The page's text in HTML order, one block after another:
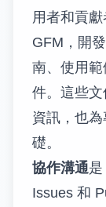
用者和貢
GFM，開
南、使用
件。這些
資訊，也
礎。
協作溝通
Issues 和